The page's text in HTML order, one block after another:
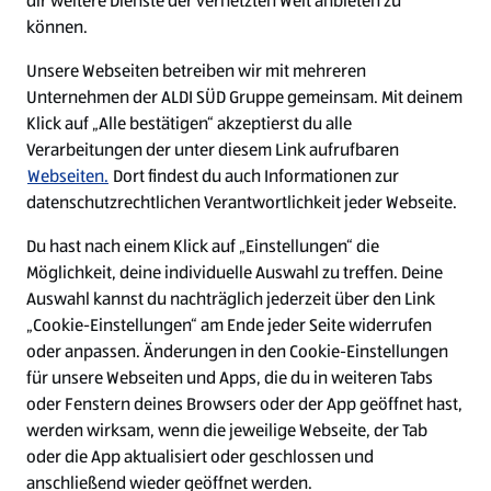
W
i
r
d
a
u
f
W
i
r
d
a
u
f
W
i
r
d
a
u
f
W
i
r
d
a
Cookie - Liste
Datenschutz
können.
Unsere Webseiten betreiben wir mit mehreren
Unternehmen der ALDI SÜD Gruppe gemeinsam. Mit deinem
Klick auf „Alle bestätigen“ akzeptierst du alle
Verarbeitungen der unter diesem Link aufrufbaren
Webseiten. Dort findest du auch Informationen zur
datenschutzrechtlichen Verantwortlichkeit jeder Webseite.
Du hast nach einem Klick auf „Einstellungen“ die
Möglichkeit, deine individuelle Auswahl zu treffen. Deine
Auswahl kannst du nachträglich jederzeit über den Link
„Cookie-Einstellungen“ am Ende jeder Seite widerrufen
oder anpassen. Änderungen in den Cookie-Einstellungen
für unsere Webseiten und Apps, die du in weiteren Tabs
oder Fenstern deines Browsers oder der App geöffnet hast,
werden wirksam, wenn die jeweilige Webseite, der Tab
oder die App aktualisiert oder geschlossen und
anschließend wieder geöffnet werden.